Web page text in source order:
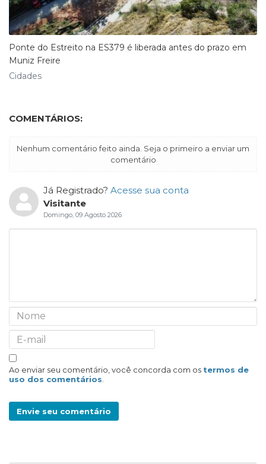
Ponte do Estreito na ES379 é liberada antes do prazo em
Muniz Freire
Cidades
COMENTÁRIOS:
Nenhum comentário feito ainda. Seja o primeiro a enviar um
comentário
Já Registrado? Acesse sua conta
Visitante
Domingo, 09 Agosto 2026
Ao enviar seu comentário, você concorda com os termos de
uso dos comentários
Envie seu comentário